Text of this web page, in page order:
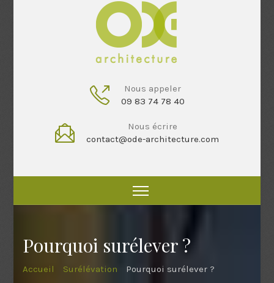
Nous appeler
09 83 74 78 40
Nous écrire
contact@ode-architecture.com
Pourquoi surélever ?
Accueil Surélévation Pourquoi surélever ?